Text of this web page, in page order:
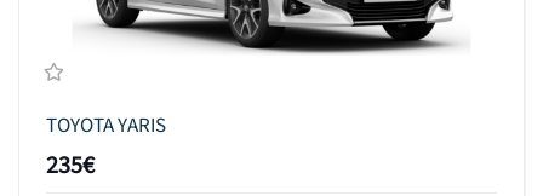
TOYOTA YARIS
235€